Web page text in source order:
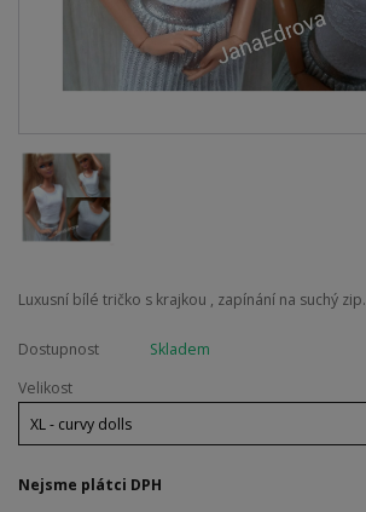
Luxusní bílé tričko s krajkou , zapínání na suchý zip.
Dostupnost
Skladem
Velikost
Nejsme plátci DPH